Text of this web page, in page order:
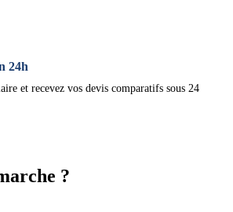
24h
et recevez vos devis comparatifs sous 24
?